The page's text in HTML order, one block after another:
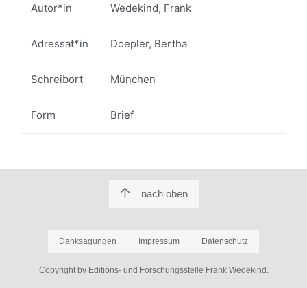
Autor*in Wedekind, Frank
Adressat*in Doepler, Bertha
Schreibort München
Form Brief
nach oben
Danksagungen Impressum Datenschutz
Copyright by Editions- und Forschungsstelle Frank Wedekind.